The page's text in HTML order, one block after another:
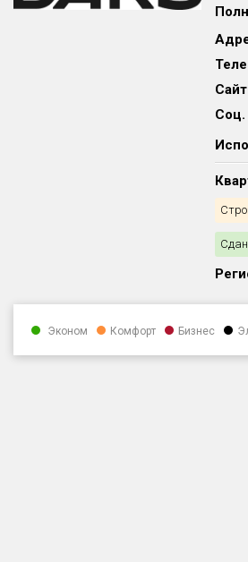
Сайт
Соц.
Эконом Комфорт Бизнес